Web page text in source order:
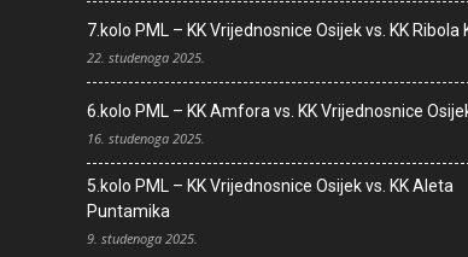
7.kolo PML – KK Vrijednosnice Osijek vs. KK Ribola
22. studenoga 2025.
6.kolo PML – KK Amfora vs. KK Vrijednosnice
16. studenoga 2025.
5.kolo PML – KK Vrijednosnice Osijek vs. KK Aleta
Puntamika
9. studenoga 2025.